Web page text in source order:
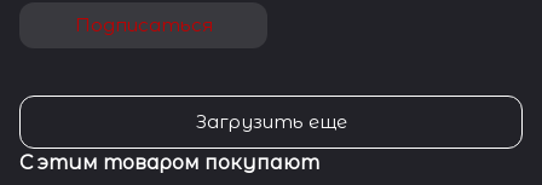
Подписаться
Загрузить еще
С этим товаром покупают